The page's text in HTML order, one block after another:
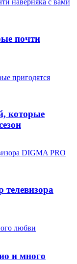
почти
которые
телевизора
и много